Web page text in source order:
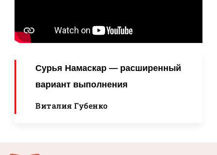
Сурья Намаскар — расширенный
вариант выполнения
Виталия Губенко